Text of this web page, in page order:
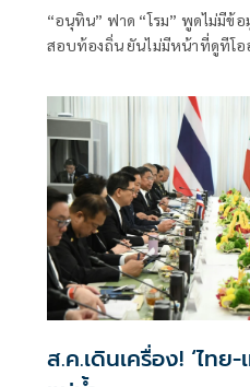
“อนุทิน” ฟาด “โรม” พูดไม่มีข้อ
สอบท้องถิ่น ยันไม่มีหน้าที่ดูทีโอ
ส.ค.เดินเครื่อง! ‘ไท